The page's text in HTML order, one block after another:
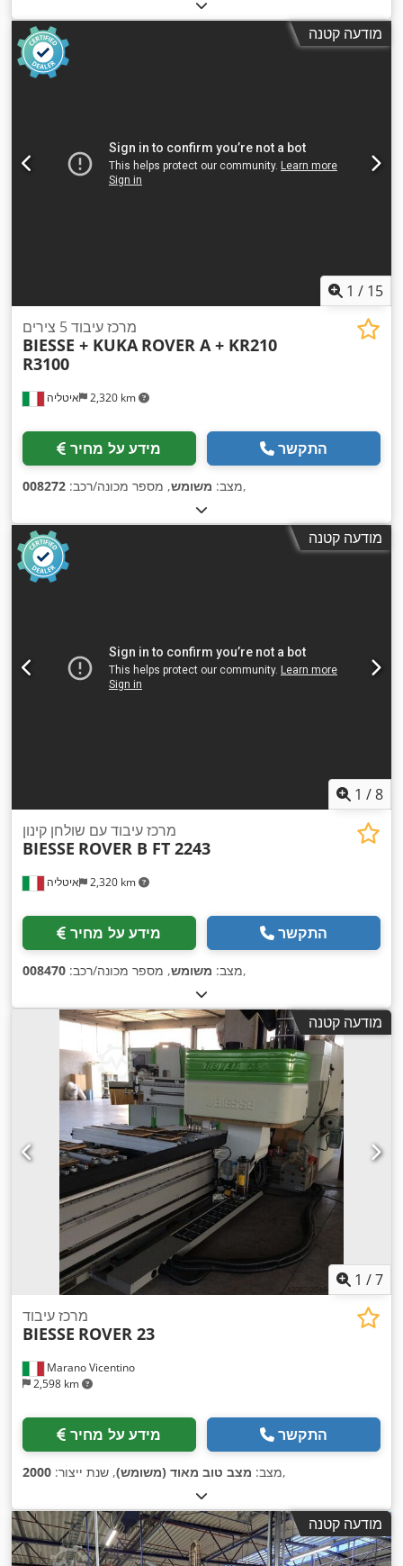
מודעה קטנה
1 / 15
איטליה 2,320 km
מרכז עיבוד 5 צירים
BIESSE + KUKA ROVER A + KR210
R3100
מידע על מחיר התקשר
מצב: משומש, מספר מכונה/רכב: 008272 ,
מודעה קטנה
1 /8
איטליה 2,320 km
מרכז עיבוד עם שולחן קינון
BIESSE ROVER B FT 2243
מידע על מחיר התקשר
מצב: משומש, מספר מכונה/רכב: 008470 ,
מודעה קטנה
1 /7
Marano Vicentino
2,598 km
מרכז עיבוד
BIESSE ROVER 23
מידע על מחיר התקשר
מצב: מצב טוב מאוד (משומש), שנת ייצור: 2000 ,
מודעה קטנה